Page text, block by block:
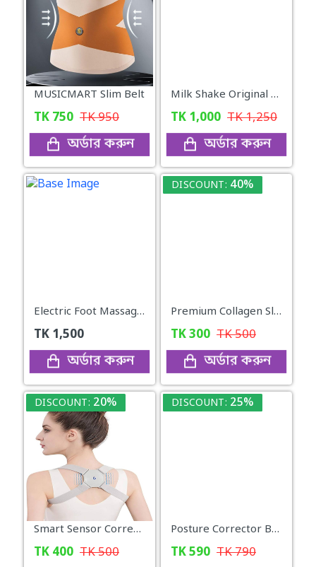
MUSICMART Slim Belt
TK 750 TK950
অর্ডার করুন
Milk Shake Original for Healthy Weight
TK 1,000 TK1,250
অর্ডার করুন
Electric Foot Massager
TK 1,500
অর্ডার করুন
DISCOUNT: 40%
Premium Collagen Slimming Coffee
TK300 TK500
অর্ডার করুন
DISCOUNT: 20%
Smart Sensor Corrector
TK 400 TK500
DISCOUNT: 25%
Posture Corrector Back Adjustable Posture
TK590 TK790